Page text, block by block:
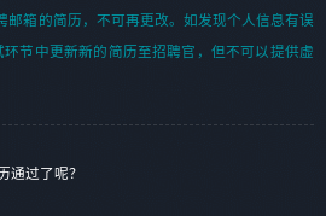
邮箱的简历，不可再更改。如发现个人信息有误
节中更新新的简历至招聘官，但不可以提供虚
通过了呢？